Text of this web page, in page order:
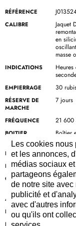
Les cookies
et les annonces,
médias sociaux
partageons
de notre site
publicité et
avec d'autres
ou qu'ils ont
RÉFÉRENCE
CALIBRE
Jaquet
en
masse
INDICATIONS
EMPIERRAGE 30
RÉSERVE DE
MARCHE
7 jours
FRÉQUENCE 21
BOITIER
Boîtier
mm.
DIAMÈTRE 41 mm
ETANCHÉITÉ
CADRAN
Cadran
du
AIGUILLES Heure
BRACELET
FERMOIR